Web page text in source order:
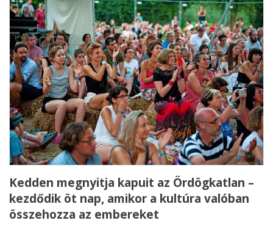
Kedden megnyitja kapuit az Ördögkatlan –
kezdődik öt nap, amikor a kultúra valóban
összehozza az embereket